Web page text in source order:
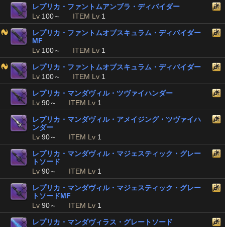
レプリカ・ファントムアンブラ・ディバイダー
Lv 100～ ITEM Lv 1
レプリカ・ファントムオブスキュラム・ディバイダー
MF
Lv 100～ ITEM Lv 1
レプリカ・ファントムオブスキュラム・ディバイダー
Lv 100～ ITEM Lv 1
レプリカ・マンダヴィル・ツヴァイハンダー
Lv 90～ ITEM Lv 1
レプリカ・マンダヴィル・アメイジング・ツヴァイハ
ンダー
Lv 90～ ITEM Lv 1
レプリカ・マンダヴィル・マジェスティック・グレー
トソード
Lv 90～ ITEM Lv 1
レプリカ・マンダヴィル・マジェスティック・グレー
トソードMF
Lv 90～ ITEM Lv 1
レプリカ・マンダヴィラス・グレートソード